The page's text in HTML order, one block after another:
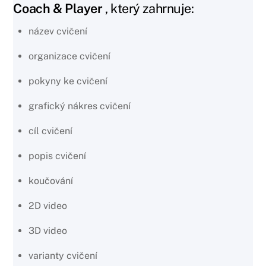
Coach & Player, který zahrnuje:
název cvičení
organizace cvičení
pokyny ke cvičení
grafický nákres cvičení
cíl cvičení
popis cvičení
koučování
2D video
3D video
varianty cvičení